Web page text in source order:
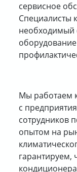
сервисное
Специалисты
необходимый
Мы работаем
с
сотрудников
опытом на
гарантируем,